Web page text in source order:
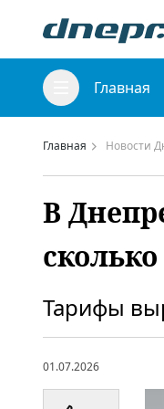
Главная
Главная Новости
В
Тарифы
01.07.2026